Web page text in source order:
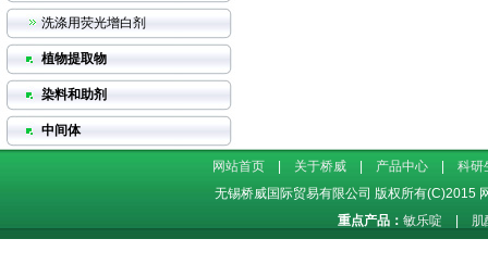
洗涤用荧光增白剂
植物提取物
染料和助剂
中间体
网站首页 关于桥威 产品中心
科研
无锡桥威国际贸易有限公司 版权所有(C)2015
重点产品： 敏乐啶 肌